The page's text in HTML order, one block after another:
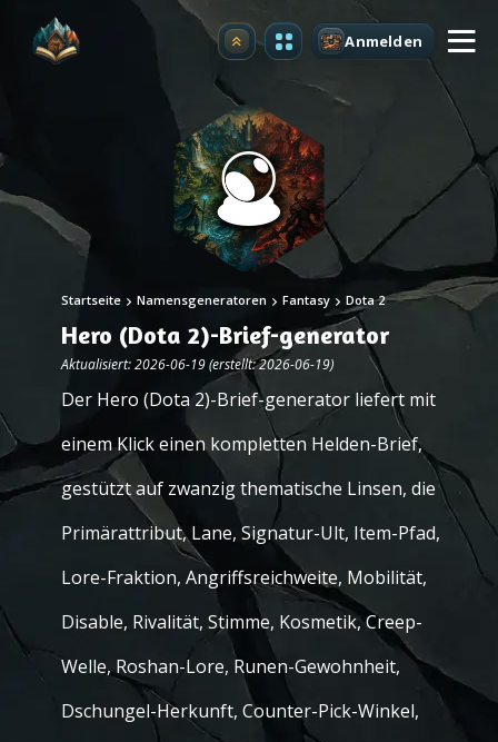
Upgrade Anmelden
Startseite Namensgeneratoren Fantasy Dota 2
Hero (Dota 2)-Brief-generator
Aktualisiert: 2026-06-19 (erstellt: 2026-06-19)
Der Hero (Dota 2)-Brief-generator liefert mit
einem Klick einen kompletten Helden-Brief,
gestützt auf zwanzig thematische Linsen, die
Primärattribut, Lane, Signatur-Ult, Item-Pfad,
Lore-Fraktion, Angriffsreichweite, Mobilität,
Disable, Rivalität, Stimme, Kosmetik, Creep-
Welle, Roshan-Lore, Runen-Gewohnheit,
Dschungel-Herkunft, Counter-Pick-Winkel,